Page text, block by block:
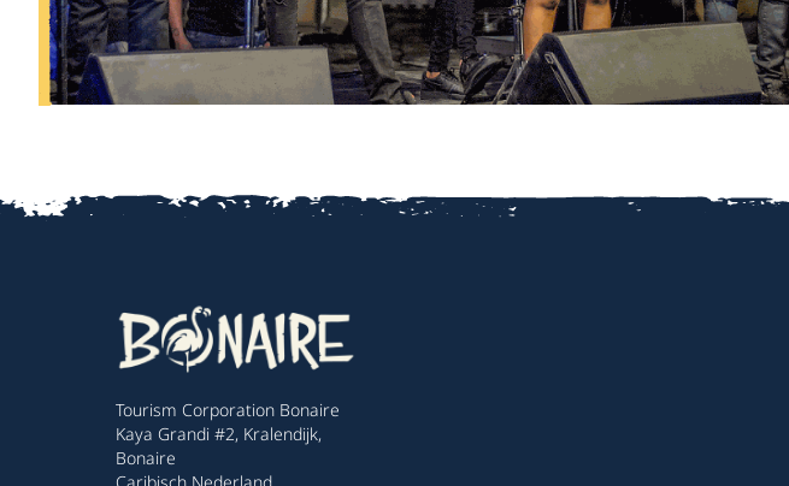
Tourism Corporation Bonaire
Kaya Grandi #2, Kralendijk,
Bonaire